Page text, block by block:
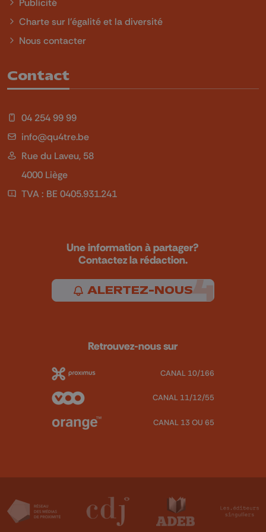
Publicité
Charte sur l'égalité et la diversité
Nous contacter
Contact
04 254 99 99
info@qu4tre.be
Rue du Laveu, 58
4000 Liège
TVA : BE 0405.931.241
Une information à partager?
Contactez la rédaction.
ALERTEZ-NOUS
Retrouvez-nous sur
CANAL 10/166
CANAL 11/12/55
CANAL 13 OU 65